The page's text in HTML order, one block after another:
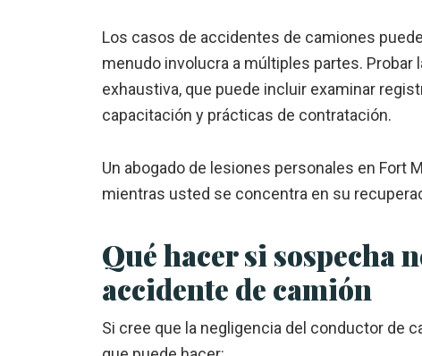
Los casos de accidentes de camiones
menudo involucra a múltiples partes.
exhaustiva, que puede incluir examinar
capacitación y prácticas de contratación.
Un abogado de lesiones personales en Fort
mientras usted se concentra en su
Qué hacer si sospecha
accidente de camión
Si cree que la negligencia del conductor de